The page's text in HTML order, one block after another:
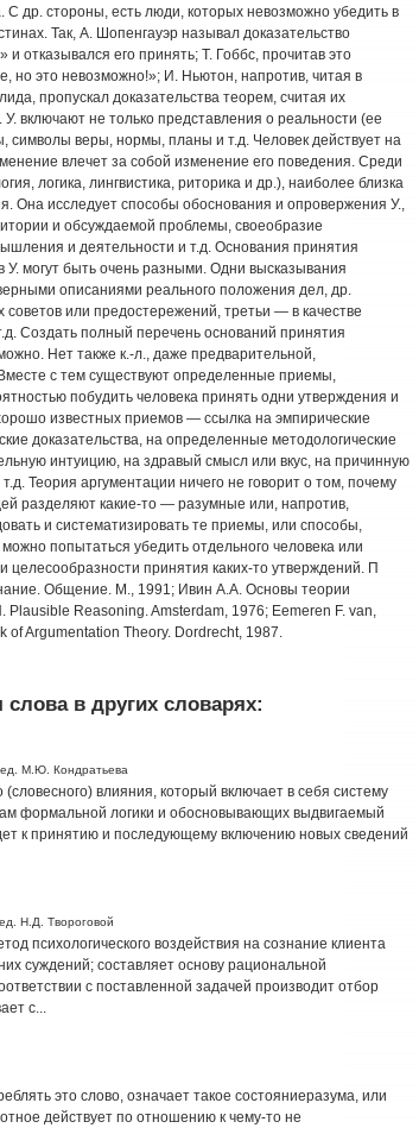
С др. стороны, есть люди, которых невозможно убедить в
Так, А. Шопенгауэр называл доказательство
отказывался его принять; Т. Гоббс, прочитав это
но это невозможно!»; И. Ньютон, напротив, читая в
пропускал доказательства теорем, считая их
включают не только представления о реальности (ее
символы веры, нормы, планы и т.д. Человек действует на
влечет за собой изменение его поведения. Среди
логика, лингвистика, риторика и др.), наиболее близка
Она исследует способы обоснования и опровержения У.,
и обсуждаемой проблемы, своеобразие
и деятельности и т.д. Основания принятия
могут быть очень разными. Одни высказывания
описаниями реального положения дел, др.
или предостережений, третьи — в качестве
Создать полный перечень оснований принятия
Нет также к.-л., даже предварительной,
с тем существуют определенные приемы,
побудить человека принять одни утверждения и
известных приемов — ссылка на эмпирические
доказательства, на определенные методологические
интуицию, на здравый смысл или вкус, на причинную
Теория аргументации ничего не говорит о том, почему
разделяют какие-то — разумные или, напротив,
и систематизировать те приемы, или способы,
попытаться убедить отдельного человека или
целесообразности принятия каких-то утверждений. П
Общение. М., 1991; Ивин А.А. Основы теории
Reasoning. Amsterdam, 1976; Eemeren F. van,
of Argumentation Theory. Dordrecht, 1987.
в других словарях:
М.Ю. Кондратьева
влияния, который включает в себя систему
формальной логики и обосновывающих выдвигаемый
к принятию и последующему включению новых сведений
Н.Д. Твороговой
психологического воздействия на сознание клиента
суждений; составляет основу рациональной
с поставленной задачей производит отбор
с...
это слово, означает такое состояниеразума, или
действует по отношению к чему-то не